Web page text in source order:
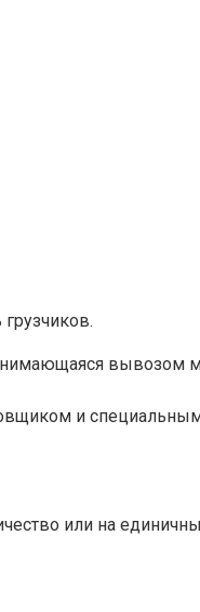
вывозом
и
или на